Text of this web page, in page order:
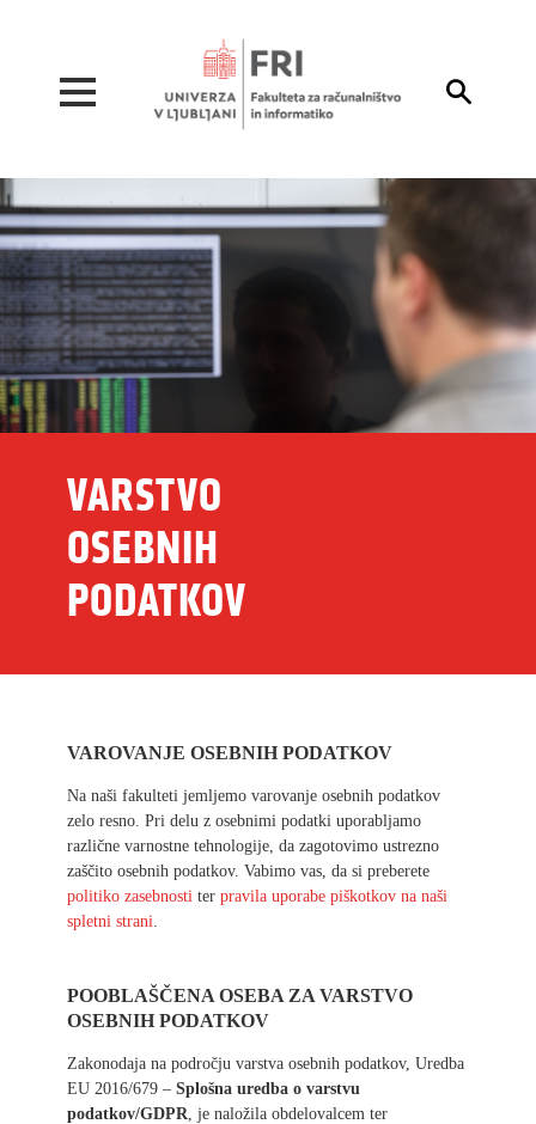

VARSTVO
OSEBNIH
PODATKOV
VAROVANJE OSEBNIH PODATKOV
Na naši fakulteti jemljemo varovanje osebnih podatkov
zelo resno. Pri delu z osebnimi podatki uporabljamo
različne varnostne tehnologije, da zagotovimo ustrezno
zaščito osebnih podatkov. Vabimo vas, da si preberete
politiko zasebnosti ter pravila uporabe piškotkov na naši
spletni strani.
POOBLAŠČENA OSEBA ZA VARSTVO
OSEBNIH PODATKOV
Zakonodaja na področju varstva osebnih podatkov, Uredba
EU 2016/679 – Splošna uredba o varstvu
podatkov/GDPR, je naložila obdelovalcem ter